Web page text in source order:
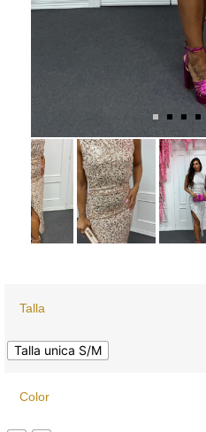
Talla
Talla unica S/M
Color